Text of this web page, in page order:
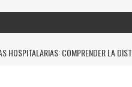
HOSPITALARIAS: COMPRENDER LA